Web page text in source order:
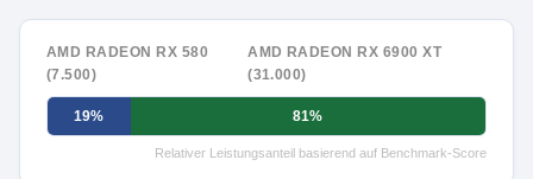
AMD RADEON RX 580
(7.500)
AMD RADEON RX 6900 XT
(31.000)
19% 81%
Relativer Leistungsanteil basierend auf Benchmark-Score